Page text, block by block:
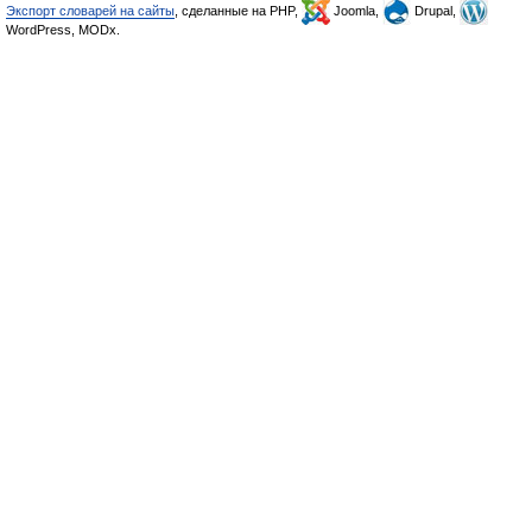
Экспорт словарей на сайты , сделанные на PHP, Joomla,
Drupal,
WordPress, MODx.